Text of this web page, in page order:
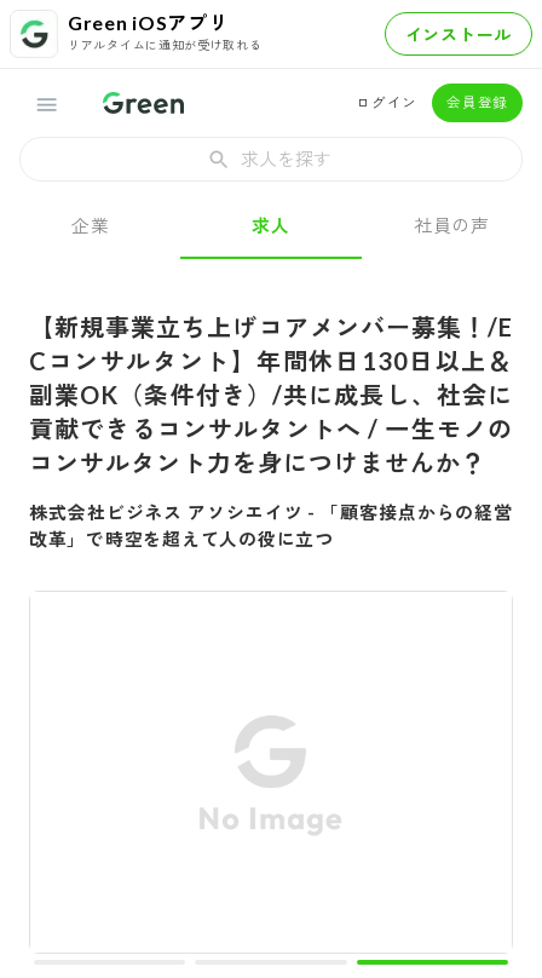
Green iOSアプリ
リアルタイムに通知が受け取れる インストール
ログイン 会員登録
求人を探す
企業 求人 社員の声
【新規事業立ち上げコアメンバー募集！/E
Cコンサルタント】年間休日130日以上＆
副業OK（条件付き）/共に成長し、社会に
貢献できるコンサルタントへ / 一生モノの
コンサルタント力を身につけませんか？
株式会社ビジネス アソシエイツ -
「顧客接点からの経営
改革」で時空を超えて人の役に立つ